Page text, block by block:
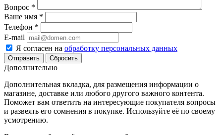
Вопрос *
Ваше имя *
Телефон *
E-mail
Я согласен на обработку персональных данных
Сбросить
Дополнительно
Дополнительная вкладка, для размещения информации о
магазине, доставке или любого другого важного контента.
Поможет вам ответить на интересующие покупателя вопросы
и развеять его сомнения в покупке. Используйте её по своему
усмотрению.